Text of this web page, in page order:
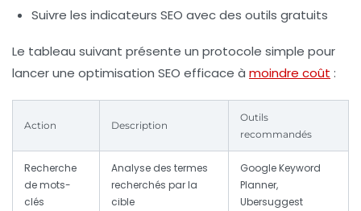
Suivre les indicateurs SEO avec des outils gratuits
Le tableau suivant présente un protocole simple pour
lancer une optimisation SEO efficace à moindre coût :
Action Description
Outils
recommandés
Recherche
de mots-
clés
Analyse des termes
recherchés par la
cible
Google Keyword
Planner,
Ubersuggest